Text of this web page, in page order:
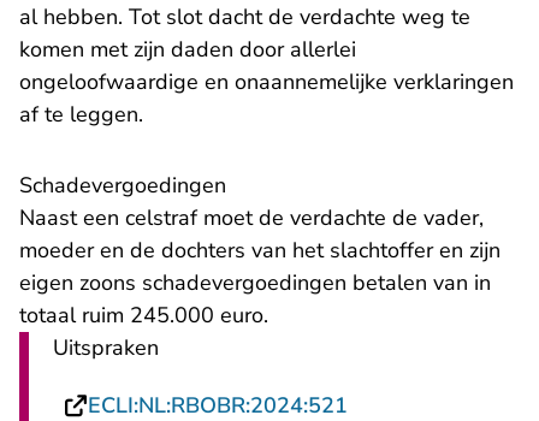
al hebben. Tot slot dacht de verdachte weg te
komen met zijn daden door allerlei
ongeloofwaardige en onaannemelijke verklaringen
af te leggen.
Schadevergoedingen
Naast een celstraf moet de verdachte de vader,
moeder en de dochters van het slachtoffer en zijn
eigen zoons schadevergoedingen betalen van in
totaal ruim 245.000 euro.
Uitspraken
ECLI:NL:RBOBR:2024:521